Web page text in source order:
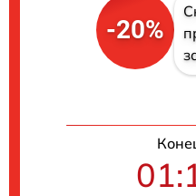
-20%